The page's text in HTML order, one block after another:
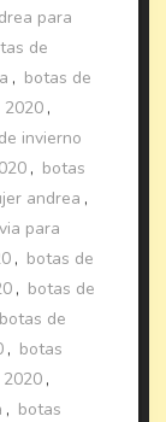
para
de
, botas de
2020 ,
invierno
, botas
andrea ,
para
, botas de
, botas de
botas de
, botas
,
, botas